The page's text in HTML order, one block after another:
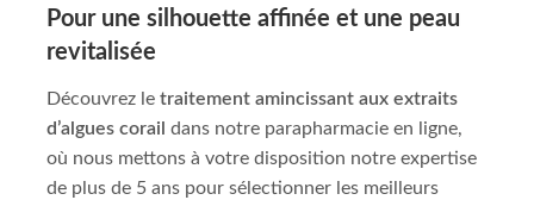
Pour une silhouette affinée et une peau
revitalisée
Découvrez le traitement amincissant aux extraits
d’algues corail dans notre parapharmacie en ligne,
où nous mettons à votre disposition notre expertise
de plus de 5 ans pour sélectionner les meilleurs